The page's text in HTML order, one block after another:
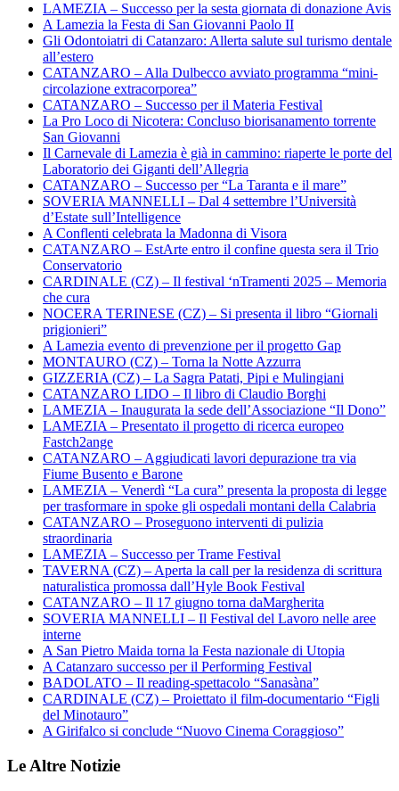
LAMEZIA – Successo per la sesta giornata di donazione Avis
A Lamezia la Festa di San Giovanni Paolo II
Gli Odontoiatri di Catanzaro: Allerta salute sul turismo dentale
all’estero
CATANZARO – Alla Dulbecco avviato programma “mini-
circolazione extracorporea”
CATANZARO – Successo per il Materia Festival
La Pro Loco di Nicotera: Concluso biorisanamento torrente
San Giovanni
Il Carnevale di Lamezia è già in cammino: riaperte le porte del
Laboratorio dei Giganti dell’Allegria
CATANZARO – Successo per “La Taranta e il mare”
SOVERIA MANNELLI – Dal 4 settembre l’Università
d’Estate sull’Intelligence
A Conflenti celebrata la Madonna di Visora
CATANZARO – EstArte entro il confine questa sera il Trio
Conservatorio
CARDINALE (CZ) – Il festival ‘nTramenti 2025 – Memoria
che cura
NOCERA TERINESE (CZ) – Si presenta il libro “Giornali
prigionieri”
A Lamezia evento di prevenzione per il progetto Gap
MONTAURO (CZ) – Torna la Notte Azzurra
GIZZERIA (CZ) – La Sagra Patati, Pipi e Mulingiani
CATANZARO LIDO – Il libro di Claudio Borghi
LAMEZIA – Inaugurata la sede dell’Associazione “Il Dono”
LAMEZIA – Presentato il progetto di ricerca europeo
Fastch2ange
CATANZARO – Aggiudicati lavori depurazione tra via
Fiume Busento e Barone
LAMEZIA – Venerdì “La cura” presenta la proposta di legge
per trasformare in spoke gli ospedali montani della Calabria
CATANZARO – Proseguono interventi di pulizia
straordinaria
LAMEZIA – Successo per Trame Festival
TAVERNA (CZ) – Aperta la call per la residenza di scrittura
naturalistica promossa dall’Hyle Book Festival
CATANZARO – Il 17 giugno torna daMargherita
SOVERIA MANNELLI – Il Festival del Lavoro nelle aree
interne
A San Pietro Maida torna la Festa nazionale di Utopia
A Catanzaro successo per il Performing Festival
BADOLATO – Il reading-spettacolo “Sanasàna”
CARDINALE (CZ) – Proiettato il film-documentario “Figli
del Minotauro”
A Girifalco si conclude “Nuovo Cinema Coraggioso”
Le Altre Notizie